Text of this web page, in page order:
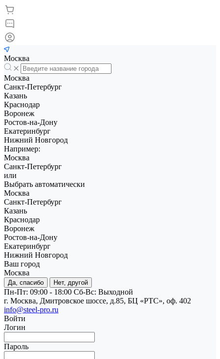
Москва
Москва
Санкт-Петербург
Казань
Краснодар
Воронеж
Ростов-на-Дону
Екатеринбург
Нижний Новгород
Например:
Москва
Санкт-Петербург
или
Выбрать автоматически
Москва
Санкт-Петербург
Казань
Краснодар
Воронеж
Ростов-на-Дону
Екатеринбург
Нижний Новгород
Ваш город
Москва
Да, спасибо Нет, другой
Пн-Пт: 09:00 - 18:00 Cб-Вс: Выходной
г. Москва, Дмитровское шоссе, д.85, БЦ «РТС», оф. 402
info@steel-pro.ru
Войти
Логин
Пароль